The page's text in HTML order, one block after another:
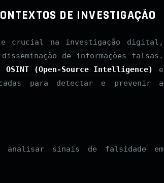
DE INVESTIGAÇÃO
crucial na investigação digital,
de informações falsas.
OSINT (Open-Source Intelligence)
e
para detectar e prevenir a
analisar sinais de falsidade em